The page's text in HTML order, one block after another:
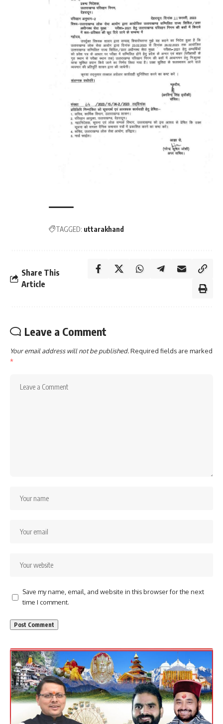
TAGGED: uttarakhand
Share This
Article
Leave a Comment
Your email address will not be published.Required fields are marked
*
Save my name, email, and website in this browser for the next
time I comment.